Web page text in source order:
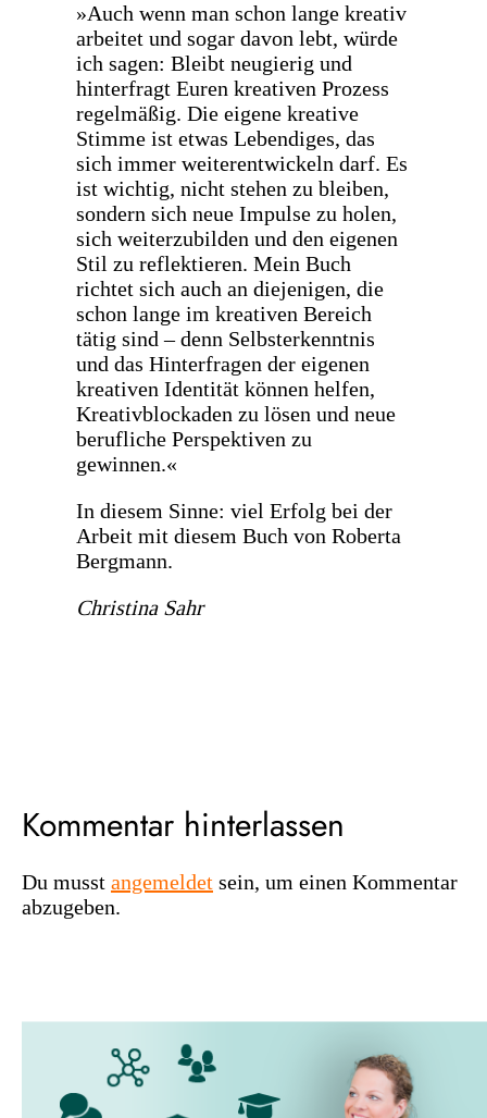
»Auch wenn man schon lange kreativ
arbeitet und sogar davon lebt, würde
ich sagen: Bleibt neugierig und
hinterfragt Euren kreativen Prozess
regelmäßig. Die eigene kreative
Stimme ist etwas Lebendiges, das
sich immer weiterentwickeln darf. Es
ist wichtig, nicht stehen zu bleiben,
sondern sich neue Impulse zu holen,
sich weiterzubilden und den eigenen
Stil zu reflektieren. Mein Buch
richtet sich auch an diejenigen, die
schon lange im kreativen Bereich
tätig sind – denn Selbsterkenntnis
und das Hinterfragen der eigenen
kreativen Identität können helfen,
Kreativblockaden zu lösen und neue
berufliche Perspektiven zu
gewinnen.«
In diesem Sinne: viel Erfolg bei der
Arbeit mit diesem Buch von Roberta
Bergmann.
Christina Sahr
Kommentar hinterlassen
Du musst angemeldet sein, um einen Kommentar
abzugeben.